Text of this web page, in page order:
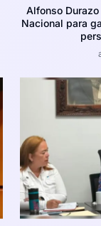
Alfonso
Nacional para